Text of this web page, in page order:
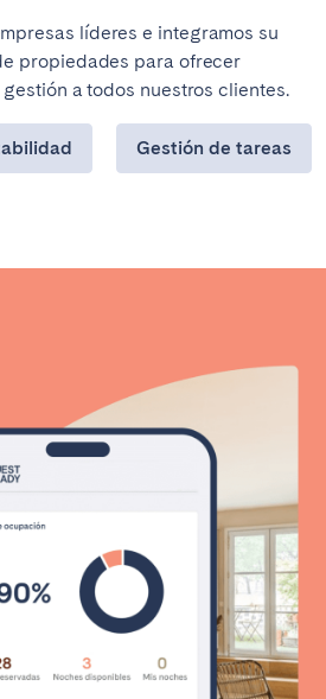
líderes e integramos su
propiedades para ofrecer
a todos nuestros clientes.
Gestión de tareas